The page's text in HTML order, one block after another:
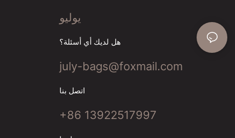
يوليو
هل لديك أي أسئلة؟
july-bags@foxmail.com
اتصل بنا
+86 13922517997